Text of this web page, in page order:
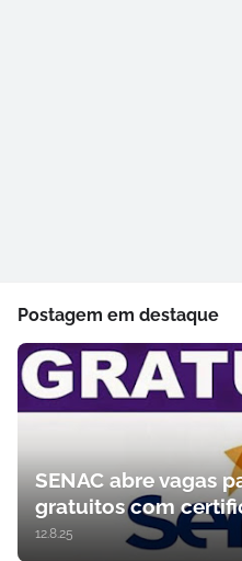
Postagem em destaque
SENAC abre vagas
gratuitos com
12.8.25